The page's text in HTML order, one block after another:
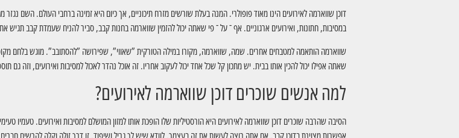
דוכן שווארמה לאירועים הינו מאוד פופולרי. המנה בעלת שורשים מזרח תיכוניים, אך כיום היא זמינה ברחבי העולם. השם
במסיבות, חתונות, ואירועים ארגוניים. אף ־ על ־ פי שאתה יכול להזמין שווארמה בחנות קבב, סביר להניח שעמדת קבב תגיש
שווארמה הותאמה למטבחים אחרים. שמה, שווארמה, מקורו במילה הטורקית ”שאווי”, שפירושה ”להסתובב”. מוגש בלחם
שאתה אפילו יכול להכין אותו בבית. יש מתכון קל שכל אחד יכול לעקוב אחריו. זה אוכל נהדר לאכול למסיבות ואירועים, וזה גם
למה אנשים שוכרים דוכן שווארמה לאירועים?
הסיבה שהרבה שוכרים דוכן שווארמה לאירועים היא הורסטיליות שלו הופכת אותו למזון המושלם למסיבות ואירועים. טעמיו